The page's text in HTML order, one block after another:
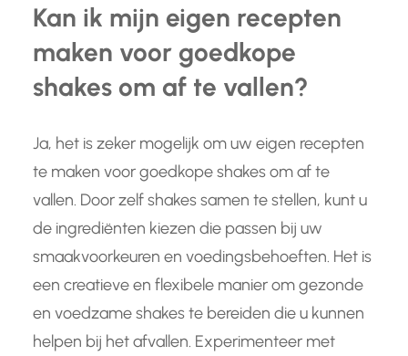
Kan ik mijn eigen recepten
maken voor goedkope
shakes om af te vallen?
Ja, het is zeker mogelijk om uw eigen recepten
te maken voor goedkope shakes om af te
vallen. Door zelf shakes samen te stellen, kunt u
de ingrediënten kiezen die passen bij uw
smaakvoorkeuren en voedingsbehoeften. Het is
een creatieve en flexibele manier om gezonde
en voedzame shakes te bereiden die u kunnen
helpen bij het afvallen. Experimenteer met